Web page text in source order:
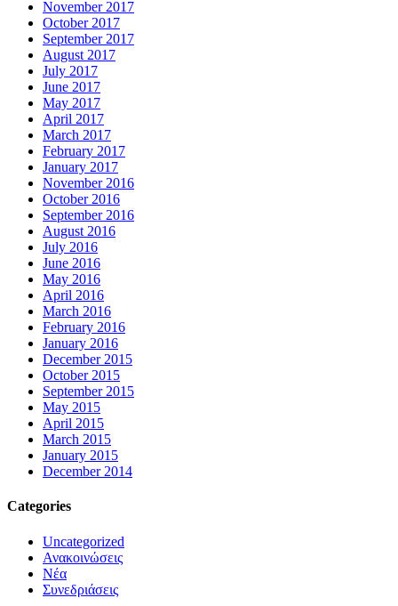
November 2017
October 2017
September 2017
August 2017
July 2017
June 2017
May 2017
April 2017
March 2017
February 2017
January 2017
November 2016
October 2016
September 2016
August 2016
July 2016
June 2016
May 2016
April 2016
March 2016
February 2016
January 2016
December 2015
October 2015
September 2015
May 2015
April 2015
March 2015
January 2015
December 2014
Categories
Uncategorized
Ανακοινώσεις
Νέα
Συνεδριάσεις